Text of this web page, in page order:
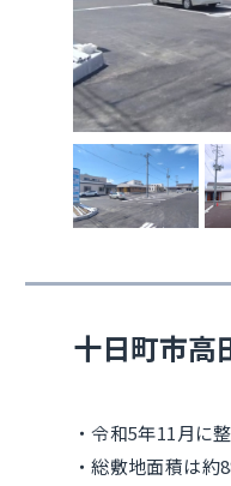
十日町市高
・令和5年11月に
・総敷地面積は約